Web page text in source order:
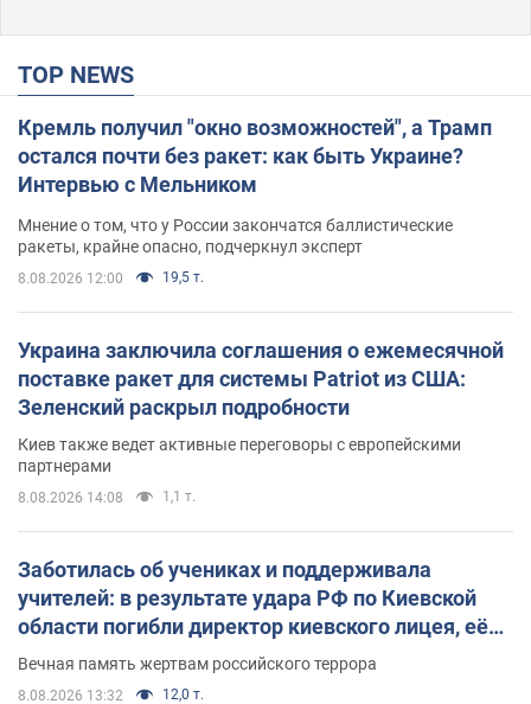
TOP NEWS
Кремль получил "окно возможностей", а Трамп
остался почти без ракет: как быть Украине?
Интервью с Мельником
Мнение о том, что у России закончатся баллистические
ракеты, крайне опасно, подчеркнул эксперт
8.08.2026 12:00 19,5 т.
Украина заключила соглашения о ежемесячной
поставке ракет для системы Patriot из США:
Зеленский раскрыл подробности
Киев также ведет активные переговоры с европейскими
партнерами
8.08.2026 14:08 1,1 т.
Заботилась об учениках и поддерживала
учителей: в результате удара РФ по Киевской
области погибли директор киевского лицея, её
муж и внук
Вечная память жертвам российского террора
8.08.2026 13:32 12,0 т.